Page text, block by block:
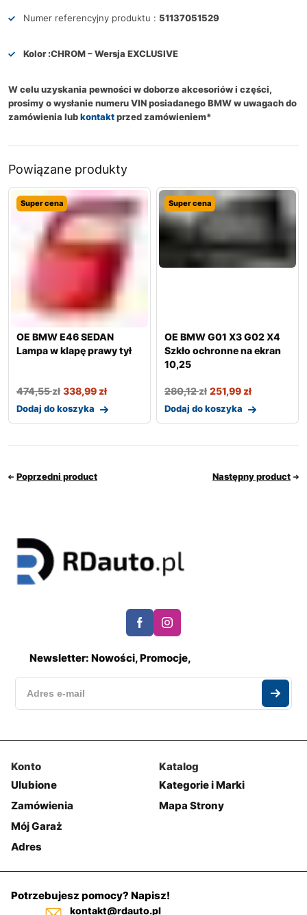
Numer referencyjny produktu : 51137051529
Kolor :CHROM – Wersja EXCLUSIVE
W celu uzyskania pewności w doborze akcesoriów i części,
prosimy o wysłanie numeru VIN posiadanego BMW w uwagach do
zamówienia lubkontaktprzed zamówieniem*
Powiązane produkty
Super cena
OE BMW E46 SEDAN
Lampa w klapę prawy tył
474,55zł 338,99zł
Dodaj do koszyka
Super cena
OE BMW G01 X3 G02 X4
Szkło ochronne na ekran
10,25
280,12zł 251,99zł
Dodaj do koszyka
Poprzedni product Następny product
Newsletter: Nowości, Promocje,
Konto
Ulubione
Zamówienia
Mój Garaż
Adres
Katalog
Kategorie i Marki
Mapa Strony
Potrzebujesz pomocy? Napisz!
kontakt@rdauto.pl